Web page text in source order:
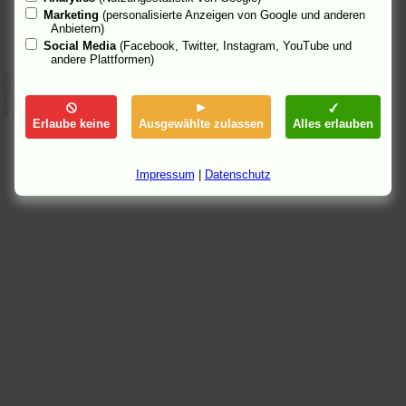
Marketing (personalisierte Anzeigen von Google und anderen
Anbietern)
Social Media (Facebook, Twitter, Instagram, YouTube und
andere Plattformen)
Erlaube keine Ausgewählte zulassen Alles erlauben
Impressum Datenschutz